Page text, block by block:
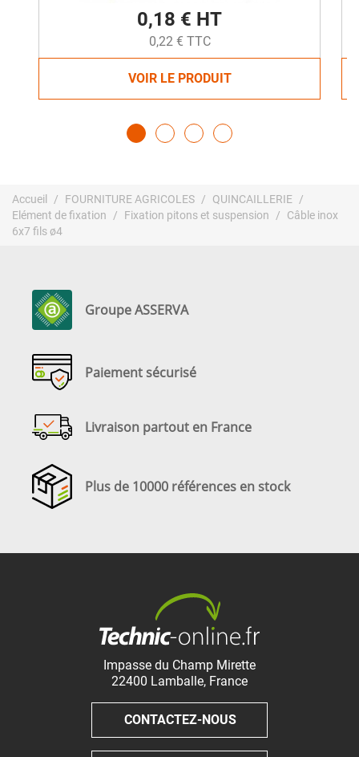
0,18 € HT
0,22 € TTC
VOIR LE PRODUIT
Accueil FOURNITURE AGRICOLES
QUINCAILLERIE
Elément de fixation
Fixation pitons et suspension
Câble inox
6x7 fils ø4
Groupe ASSERVA
Paiement sécurisé
Livraison partout en France
Plus de 10000 références en stock
Impasse du Champ Mirette
22400 Lamballe, France
CONTACTEZ-NOUS